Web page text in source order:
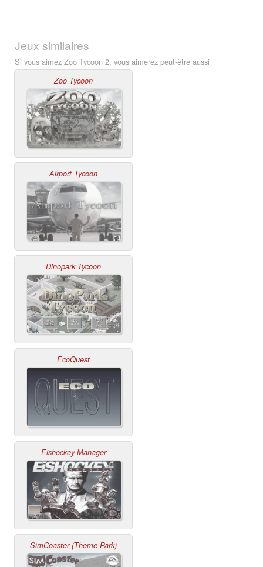
Jeux similaires
Si vous aimez Zoo Tycoon 2, vous aimerez peut-être aussi
Zoo Tycoon
Airport Tycoon
Dinopark Tycoon
EcoQuest
Eishockey Manager
SimCoaster (Theme Park)